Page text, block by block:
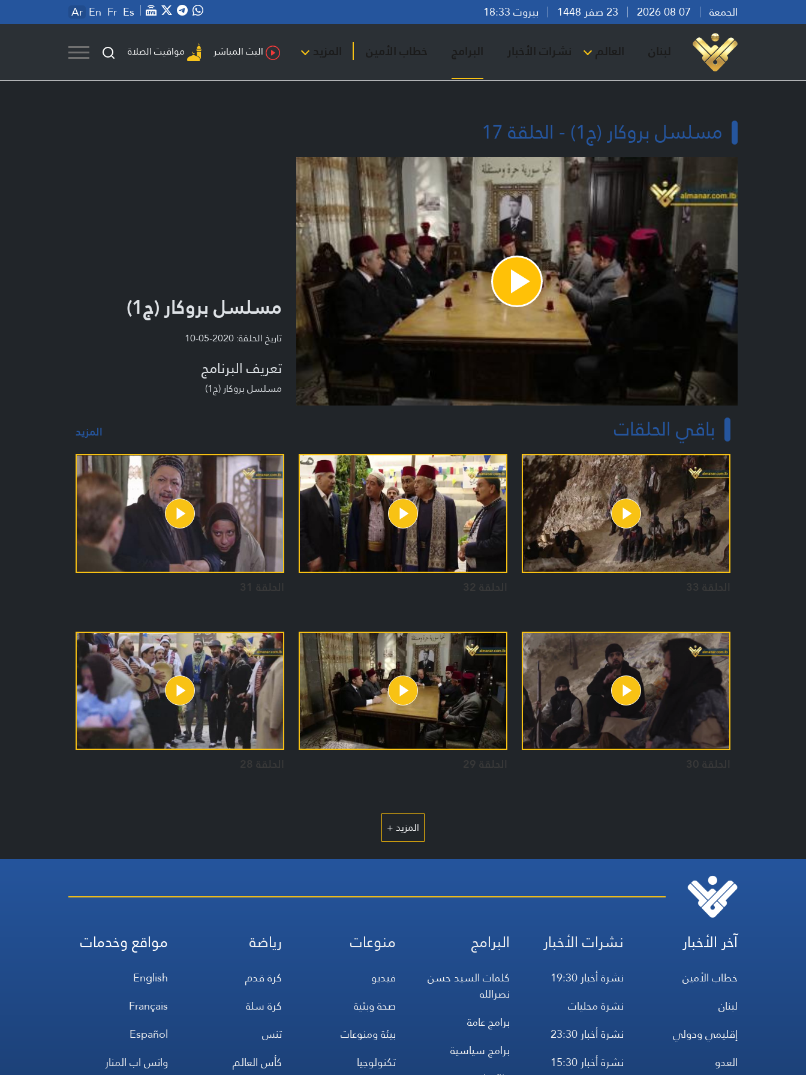
الجمعة بيروت 18:33 Ar En Fr Es
لبنان العالم نشرات الأخبار البرامج خطاب الأمين المزيد البث المباشر مواقيت الصلاة
مسلسل بروكار (ج1) - الحلقة 17
Play
Video
مسلسل بروكار (ج1)
تاريخ الحلقة: 2020-05-10
تعريف البرنامج
مسلسل بروكار (ج1)
باقي الحلقات المزيد
الحلقة 33 الحلقة 32 الحلقة 31
الحلقة 30 الحلقة 29 الحلقة 28
المزيد +
آخر الأخبار
خطاب الأمين
لبنان
إقليمي ودولي
العدو
نشرات الأخبار
نشرة أخبار 19:30
نشرة محليات
نشرة أخبار 23:30
نشرة أخبار 15:30
البرامج
كلمات السيد حسن
نصرالله
برامج عامة
برامج سياسية
منوعات
فيديو
صحة وبئية
بيئة ومنوعات
تكنولوجيا
رياضة
كرة قدم
كرة سلة
تنس
كأس العالم
مواقع وخدمات
English
Français
Español
واتس اب المنار